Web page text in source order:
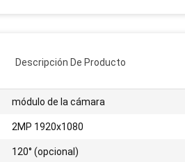
Descripción De Producto
módulo de la cámara
2MP 1920x1080
120° (opcional)